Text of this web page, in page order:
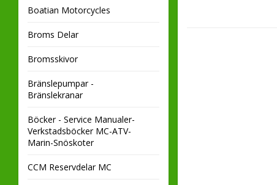
Boatian Motorcycles
Broms Delar
Bromsskivor
Bränslepumpar -
Bränslekranar
Böcker - Service Manualer-
Verkstadsböcker MC-ATV-
Marin-Snöskoter
CCM Reservdelar MC